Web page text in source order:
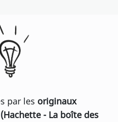
par les originaux
- La boîte des